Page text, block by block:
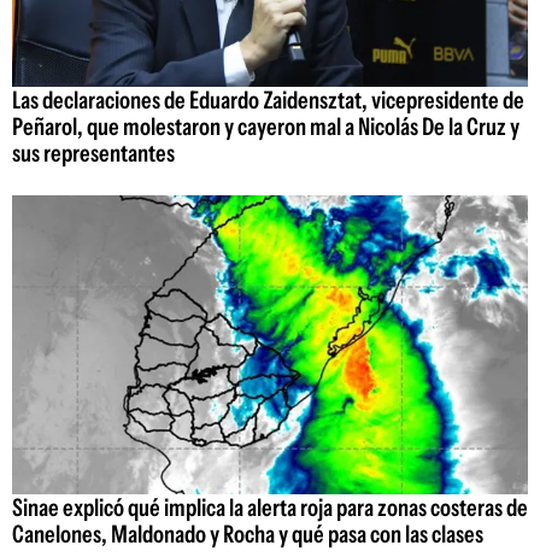
Las declaraciones de Eduardo Zaidensztat, vicepresidente de
Peñarol, que molestaron y cayeron mal a Nicolás De la Cruz y
sus representantes
Sinae explicó qué implica la alerta roja para zonas costeras de
Canelones, Maldonado y Rocha y qué pasa con las clases